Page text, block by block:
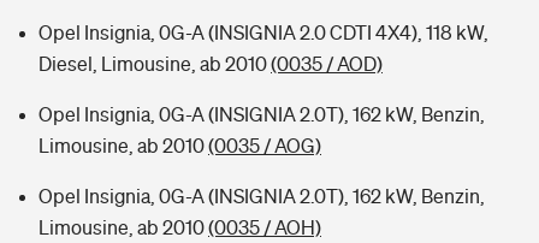
Opel Insignia, 0G-A (INSIGNIA 2.0 CDTI 4X4), 118 kW,
Diesel, Limousine, ab 2010(0035 / AOD)
Opel Insignia, 0G-A (INSIGNIA 2.0T), 162 kW, Benzin,
Limousine, ab 2010(0035 / AOG)
Opel Insignia, 0G-A (INSIGNIA 2.0T), 162 kW, Benzin,
Limousine, ab 2010(0035 / AOH)